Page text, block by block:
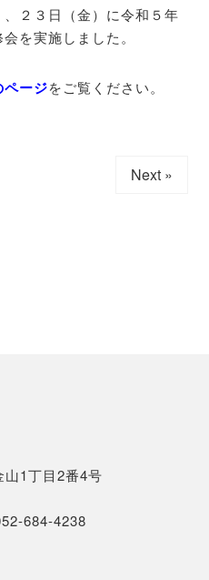
２３日（金）に令和５年
を実施しました。
ージをご覧ください。
Next »
1丁目2番4号
684-4238